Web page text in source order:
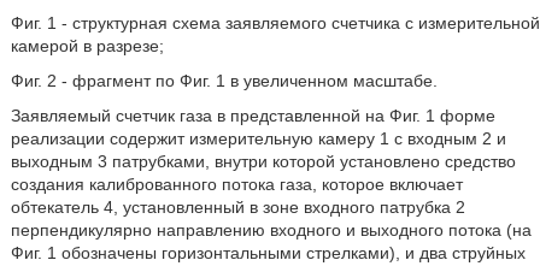
Фиг. 1 - структурная схема заявляемого счетчика с измерительной
камерой в разрезе;
Фиг. 2 - фрагмент по Фиг. 1 в увеличенном масштабе.
Заявляемый счетчик газа в представленной на Фиг. 1 форме
реализации содержит измерительную камеру 1 с входным 2 и
выходным 3 патрубками, внутри которой установлено средство
создания калиброванного потока газа, которое включает
обтекатель 4, установленный в зоне входного патрубка 2
перпендикулярно направлению входного и выходного потока (на
Фиг. 1 обозначены горизонтальными стрелками), и два струйных